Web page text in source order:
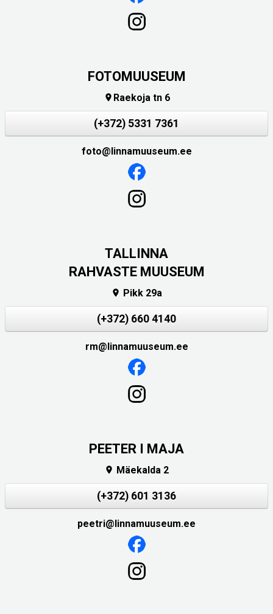
FOTOMUUSEUM
 Raekoja tn 6
(+372) 5331 7361
foto@linnamuuseum.ee
TALLINNA
RAHVASTE MUUSEUM
 Pikk 29a
(+372) 660 4140
rm@linnamuuseum.ee
PEETER I MAJA
 Mäekalda 2
(+372) 601 3136
peetri@linnamuuseum.ee